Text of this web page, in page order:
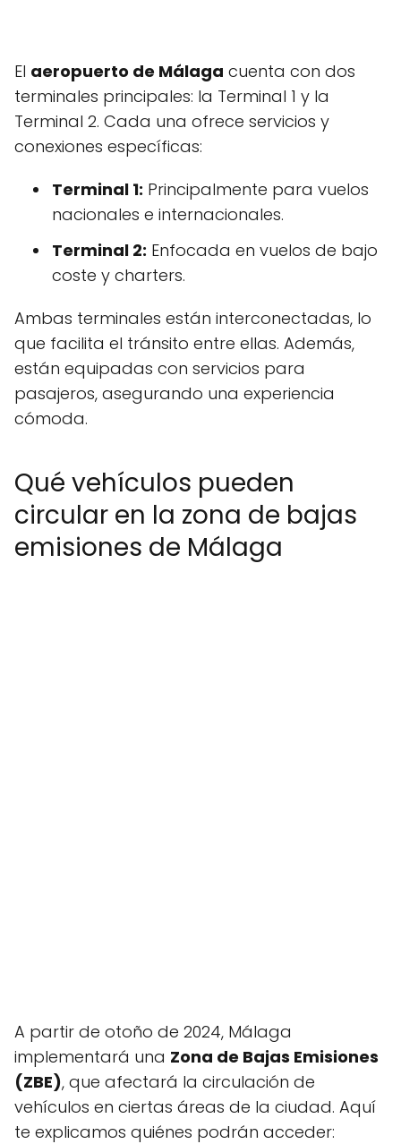
El aeropuerto de Málaga cuenta con dos
terminales principales: la Terminal 1 y la
Terminal 2. Cada una ofrece servicios y
conexiones específicas:
Terminal 1: Principalmente para vuelos
nacionales e internacionales.
Terminal 2: Enfocada en vuelos de bajo
coste y charters.
Ambas terminales están interconectadas, lo
que facilita el tránsito entre ellas. Además,
están equipadas con servicios para
pasajeros, asegurando una experiencia
cómoda.
Qué vehículos pueden
circular en la zona de bajas
emisiones de Málaga
A partir de otoño de 2024, Málaga
implementará una Zona de Bajas Emisiones
(ZBE), que afectará la circulación de
vehículos en ciertas áreas de la ciudad. Aquí
te explicamos quiénes podrán acceder: